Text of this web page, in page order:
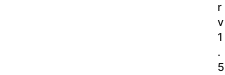
r
v
1
.
5